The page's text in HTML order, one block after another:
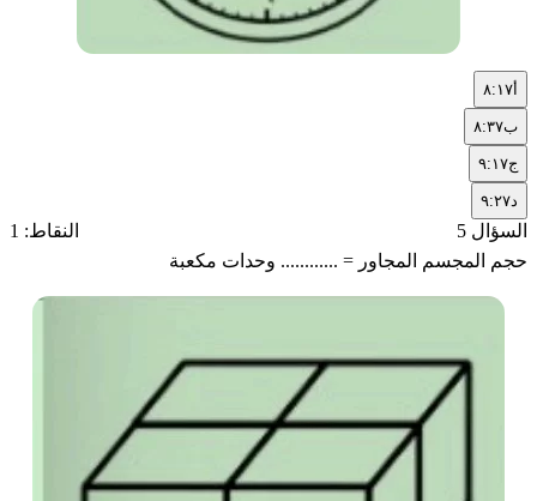
٨:١٧
ب٨:٣٧
ج٩:١٧
٩:٢٧
السؤال 5
النقاط: 1
حجم المجسم المجاور = ............ وحدات مكعبة